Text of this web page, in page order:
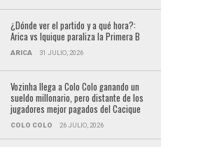
¿Dónde ver el partido y a qué hora?:
Arica vs Iquique paraliza la Primera B
ARICA 31 JULIO, 2026
Vozinha llega a Colo Colo ganando un
sueldo millonario, pero distante de los
jugadores mejor pagados del Cacique
COLO COLO 26 JULIO, 2026